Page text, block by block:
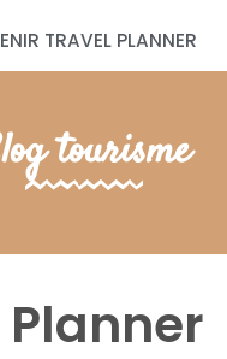
TRAVEL PLANNER
tourisme